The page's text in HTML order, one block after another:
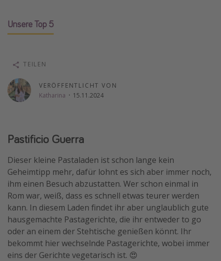
Disneyland Paris
Wochenendtrip
Singlereisen
Strandurlaub
Hotels in Amsterdam
Hotels am Achensee
Weitere Themen
Reise Journal
Familienurlaub in der Türkei
Rundreisen in Thailand
Bahnreisen in der Schweiz
Unsere Top 5
VERÖFFENTLICHT VON
Katharina · 15.11.2024
TEILEN
Pastificio Guerra
Dieser kleine Pastaladen ist schon lange kein
Geheimtipp mehr, dafür lohnt es sich aber immer noch,
ihm einen Besuch abzustatten. Wer schon einmal in
Rom war, weiß, dass es schnell etwas teurer werden
kann. In diesem Laden findet ihr aber unglaublich gute
hausgemachte Pastagerichte, die ihr entweder to go
oder an einem der Stehtische genießen könnt. Ihr
bekommt hier wechselnde Pastagerichte, wobei immer
eins der Gerichte vegetarisch ist. 😍